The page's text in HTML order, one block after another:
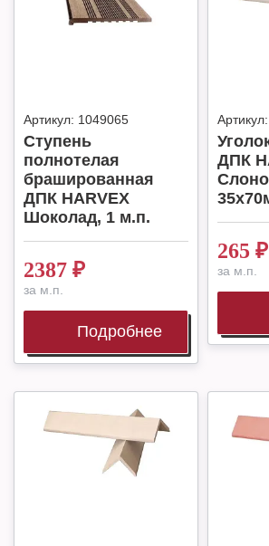
Артикул: 1049065
Ступень
полнотелая
брашированная
ДПК HARVEX
Шоколад, 1 м.п.
2387 ₽
за м.п.
Подробнее
Артикул:
ДПК
265 ₽
за м.п.